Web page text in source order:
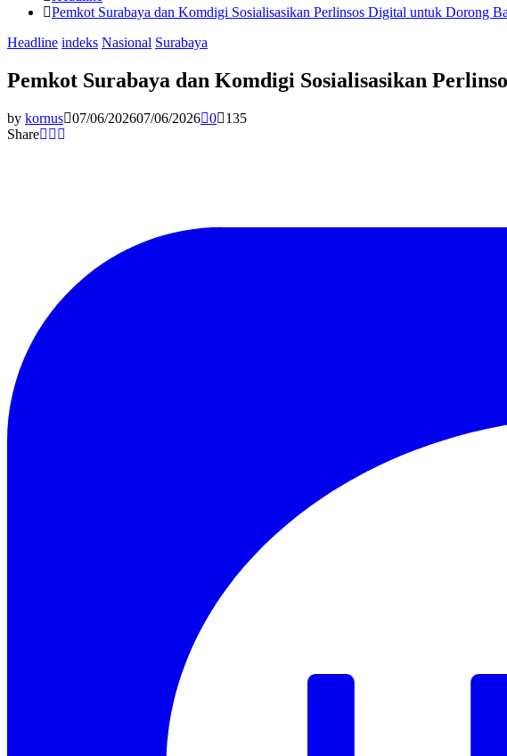
Pemkot Surabaya dan Komdigi Sosialisasikan Perlinsos Digital untuk Dorong
Headline indeks Nasional Surabaya
Pemkot Surabaya dan Komdigi Sosialisasikan
by kornus 07/06/202607/06/2026 0
135
Share